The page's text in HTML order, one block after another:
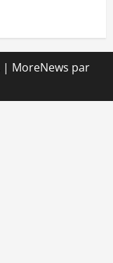
| MoreNews par